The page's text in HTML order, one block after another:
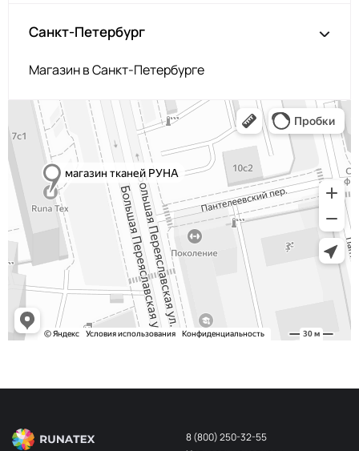
Санкт-Петербург
Магазин в Санкт-Петербурге
8 (800) 250-32-55